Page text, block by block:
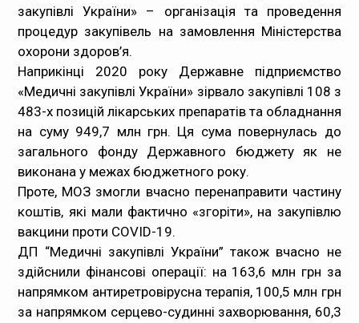
закупівлі України» – організація та проведення
процедур закупівель на замовлення Міністерства
охорони здоров’я.
Наприкінці 2020 року Державне підприємство
«Медичні закупівлі України» зірвало закупівлі 108 з
483-х позицій лікарських препаратів та обладнання
на суму 949,7 млн грн. Ця сума повернулась до
загального фонду Державного бюджету як не
виконана у межах бюджетного року.
Проте, МОЗ змогли вчасно перенаправити частину
коштів, які мали фактично «згоріти», на закупівлю
вакцини проти COVID-19.
ДП “Медичні закупівлі України” також вчасно не
здійснили фінансові операції: на 163,6 млн грн за
напрямком антиретровірусна терапія, 100,5 млн грн
за напрямком серцево-судинні захворювання, 60,3